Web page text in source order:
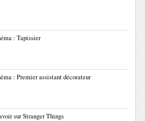
: Tapissier
: Premier assistant décorateur
sur Stranger Things